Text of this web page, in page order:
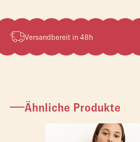
Versandbereit in 48h
Ähnliche Produkte